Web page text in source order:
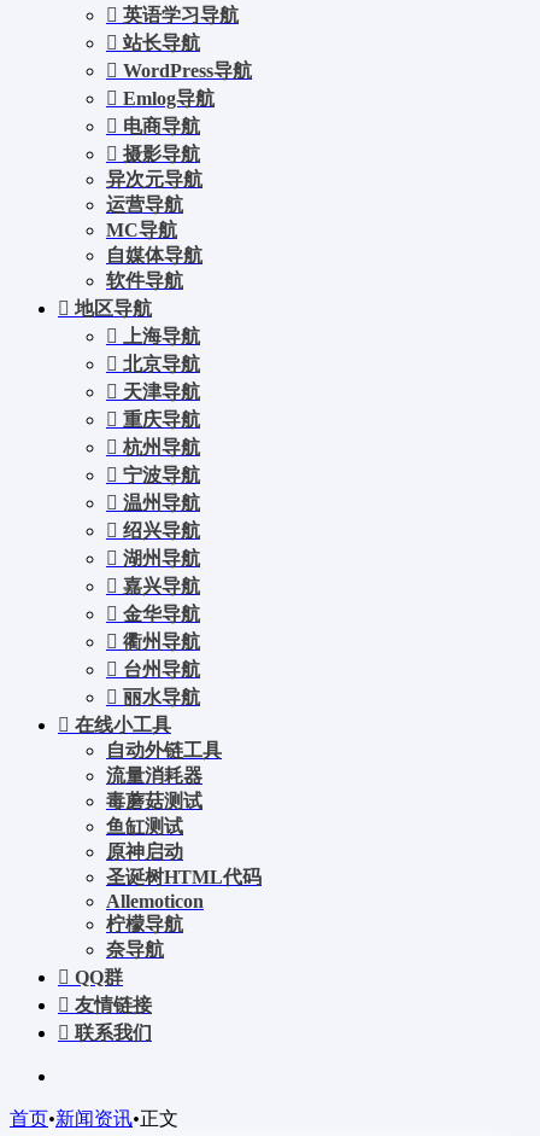
英语学习导航
站长导航
WordPress导航
Emlog导航
电商导航
摄影导航
异次元导航
运营导航
MC导航
自媒体导航
软件导航
地区导航
上海导航
北京导航
天津导航
重庆导航
杭州导航
宁波导航
温州导航
绍兴导航
湖州导航
嘉兴导航
金华导航
衢州导航
台州导航
丽水导航
在线小工具
自动外链工具
流量消耗器
毒蘑菇测试
鱼缸测试
原神启动
圣诞树HTML代码
Allemoticon
柠檬导航
奈导航
QQ群
友情链接
联系我们
首页•新闻资讯•正文